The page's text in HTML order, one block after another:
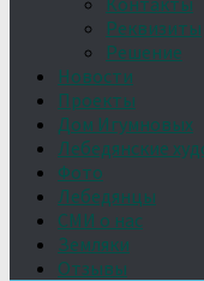
Реквизиты
Решение
Новости
Проекты
Дом Игумновых
Лебедянские
Фото
Лебедянцы
СМИ о нас
Земляки
Отзывы